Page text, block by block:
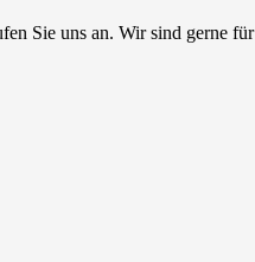
Sie uns an. Wir sind gerne